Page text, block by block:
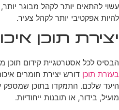
עשוי להתאים יותר לקהל מבוגר
להיות אפקטיבי יותר לקהל צעיר.
יצירת תוכן
הבסיס לכל אסטרטגיית קידום תוכן
בעזרת תוכן דורש יצירת חומרים
היעד שלכם. התמקדו בתוכן שמספק
מועיל, בידור, או תובנות ייחודיות.